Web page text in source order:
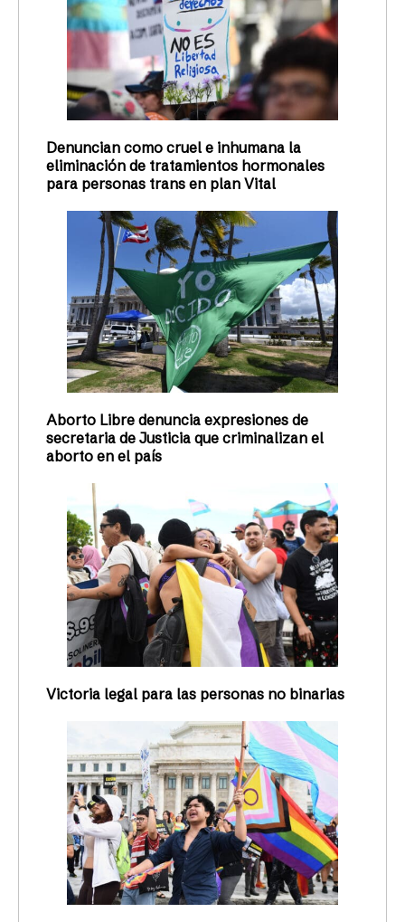
Denuncian como cruel e inhumana la
eliminación de tratamientos hormonales
para personas trans en plan Vital
Aborto Libre denuncia expresiones de
secretaria de Justicia que criminalizan el
aborto en el país
Victoria legal para las personas no binarias